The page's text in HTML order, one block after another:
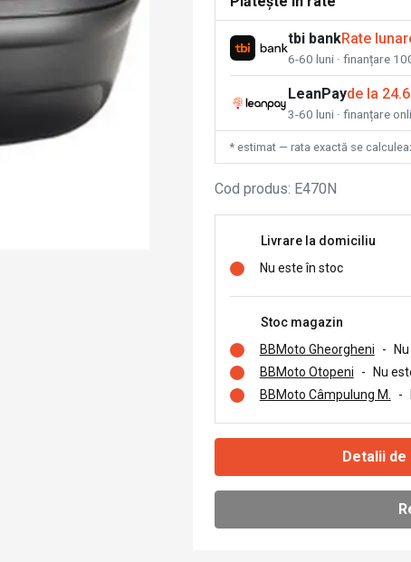
tbi bankRate
6-60 luni · finanțare
LeanPayde la
3-60 luni · finanțare
* estimat — rata exactă se
Cod produs: E470N
Livrare la domiciliu
Nu este în stoc
Stoc magazin
BBMoto Gheorgheni
-
BBMoto Otopeni
-
Nu
BBMoto Câmpulung M.
-
Detalii